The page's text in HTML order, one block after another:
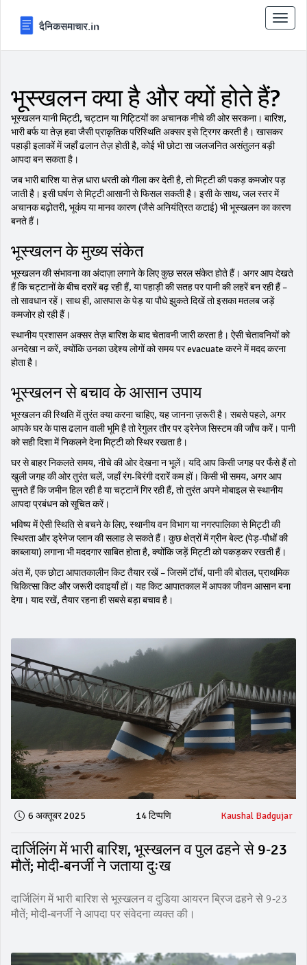
टॉगल
से
भूस्खलन क्या है और क्यों होते हैं?
भूस्खलन यानी मिट्टी, चट्टान या गिट्टियों का अचानक नीचे की ओर सरकना। बारिश,
भारी बर्फ या तेज़ हवा जैसी प्राकृतिक परिस्थिति अक्सर इसे ट्रिगर करती है। खासकर
पहाड़ी इलाकों में जहाँ ढलान तेज़ होती है, कोई भी छोटा सा जलजनित असंतुलन बड़ी
आपदा बन सकता है।
जब भारी बारिश या तेज़ धारा धरती को गीला कर देती है, तो मिट्टी की पकड़ कमजोर पड़
जाती है। इसी घर्षण से मिट्टी आसानी से फिसल सकती है। इसी के साथ, जल स्तर में
अचानक बढ़ोतरी, भूकंप या मानव कारण (जैसे अनियंत्रित कटाई) भी भूस्खलन का कारण
बनते हैं।
भूस्खलन के मुख्य संकेत
भूस्खलन की संभावना का अंदाज़ा लगाने के लिए कुछ सरल संकेत होते हैं। अगर आप देखते
हैं कि चट्टानों के बीच दरारें बढ़ रही हैं, या पहाड़ी की सतह पर पानी की लहरें बन रही हैं –
तो सावधान रहें। साथ ही, आसपास के पेड़ या पौधे झुकते दिखें तो इसका मतलब जड़ें
कमजोर हो रही हैं।
स्थानीय प्रशासन अक्सर तेज़ बारिश के बाद चेतावनी जारी करता है। ऐसी चेतावनियों को
अनदेखा न करें, क्योंकि उनका उद्देश्य लोगों को समय पर evacuate करने में मदद करना
होता है।
भूस्खलन से बचाव के आसान उपाय
भूस्खलन की स्थिति में तुरंत क्या करना चाहिए, यह जानना ज़रूरी है। सबसे पहले, अगर
आपके घर के पास ढलान वाली भूमि है तो रेगुलर तौर पर ड्रेनेज सिस्टम की जाँच करें। पानी
को सही दिशा में निकलने देना मिट्टी को स्थिर रखता है।
घर से बाहर निकलते समय, नीचे की ओर देखना न भूलें। यदि आप किसी जगह पर फँसे हैं तो
खुली जगह की ओर तुरंत चलें, जहाँ रंग‑बिरंगी दरारें कम हों। किसी भी समय, अगर आप
सुनते हैं कि जमीन हिल रही है या चट्टानें गिर रही हैं, तो तुरंत अपने मोबाइल से स्थानीय
आपदा प्रबंधन को सूचित करें।
भविष्य में ऐसी स्थिति से बचने के लिए, स्थानीय वन विभाग या नगरपालिका से मिट्टी की
स्थिरता और ड्रेनेज प्लान की सलाह ले सकते हैं। कुछ क्षेत्रों में ग्रीन बेल्ट (पेड़‑पौधों की
काब्लाया) लगाना भी मददगार साबित होता है, क्योंकि जड़ें मिट्टी को पकड़कर रखती हैं।
अंत में, एक छोटा आपातकालीन किट तैयार रखें – जिसमें टॉर्च, पानी की बोतल, प्राथमिक
चिकित्सा किट और जरूरी दवाइयाँ हों। यह किट आपातकाल में आपका जीवन आसान बना
देगा। याद रखें, तैयार रहना ही सबसे बड़ा बचाव है।
6 अक्तूबर 2025 14 टिप्पणि Kaushal Badgujar
दार्जिलिंग में भारी बारिश, भूस्खलन व पुल ढहने से 9‑23
मौतें; मोदी‑बनर्जी ने जताया दुःख
दार्जिलिंग में भारी बारिश से भूस्खलन व दुडिया आयरन ब्रिज ढहने से 9‑23
मौतें; मोदी‑बनर्जी ने आपदा पर संवेदना व्यक्त की।